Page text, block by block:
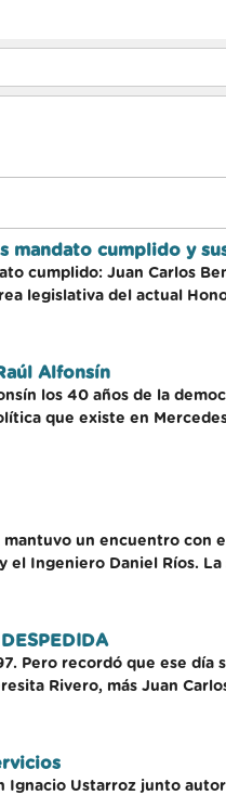
mandato cumplido y
cumplido: Juan Carlos
legislativa del actual
Alfonsín
los 40 años de la
que existe en
un encuentro con
el Ingeniero Daniel Ríos.
Pero recordó que ese día
Rivero, más Juan
Ustarroz junto